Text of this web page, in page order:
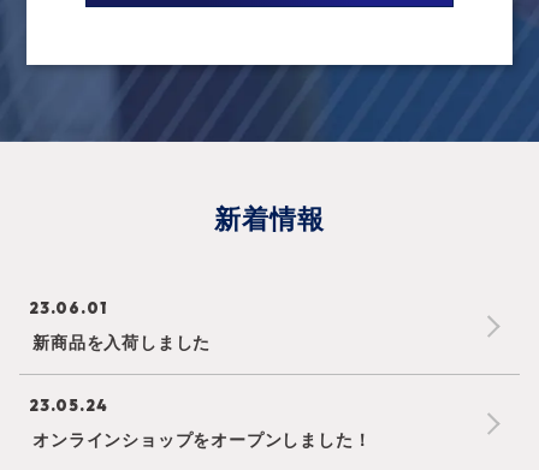
新着情報
23.06.01
新商品を入荷しました
23.05.24
オンラインショップをオープンしました！